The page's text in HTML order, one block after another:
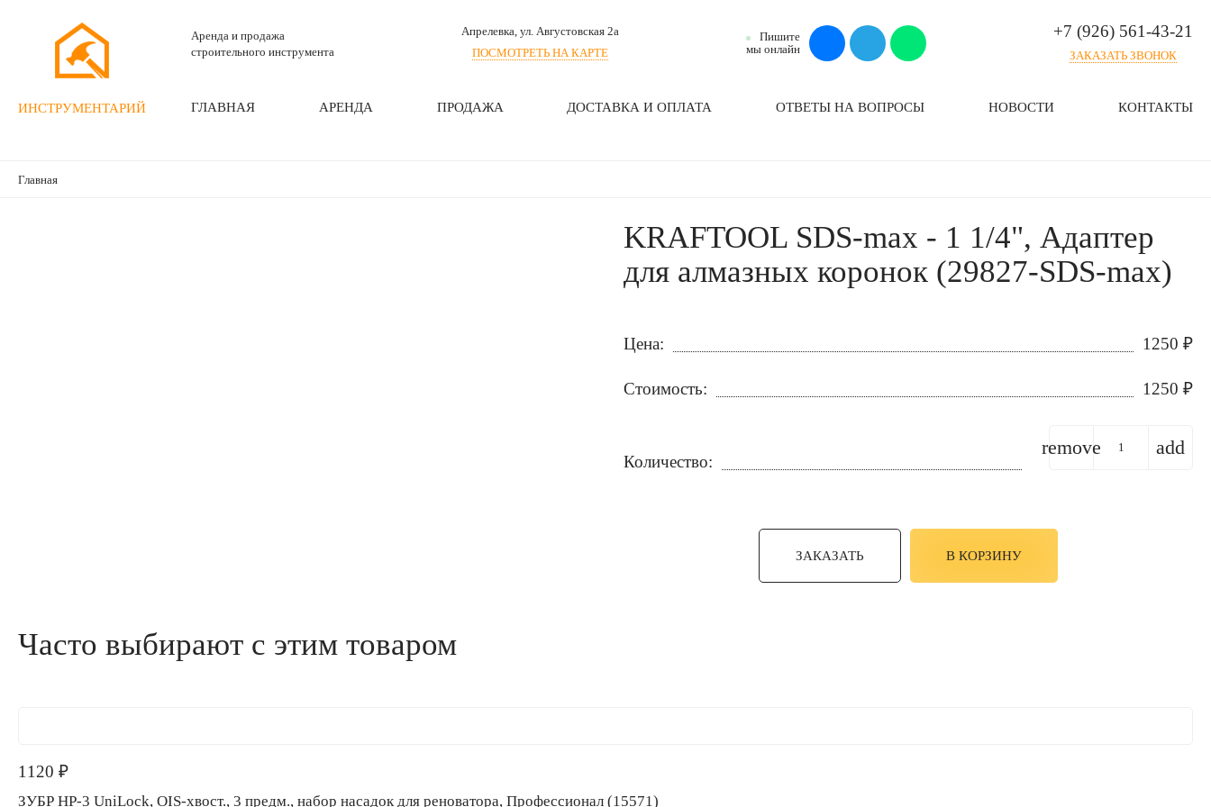
ИНСТРУМЕНТАРИЙ
Аренда и продажа
строительного инструмента
Апрелевка, ул. Августовская 2а
ПОСМОТРЕТЬ НА КАРТЕ
Пишите
мы онлайн
+7 (926) 561-43-21
ЗАКАЗАТЬ ЗВОНОК
ГЛАВНАЯ АРЕНДА ПРОДАЖА ДОСТАВКА И ОПЛАТА ОТВЕТЫ НА ВОПРОСЫ НОВОСТИ КОНТАКТЫ
Главная
KRAFTOOL SDS-max - 1 1/4", Адаптер
для алмазных коронок (29827-SDS-max)
Цена: 1250 ₽
Стоимость: 1250 ₽
Количество:
remove add
ЗАКАЗАТЬ В КОРЗИНУ
Часто выбирают с этим товаром
1120 ₽
ЗУБР НР-3 UniLock, OIS-хвост., 3 предм., набор насадок для реноватора, Профессионал (15571)